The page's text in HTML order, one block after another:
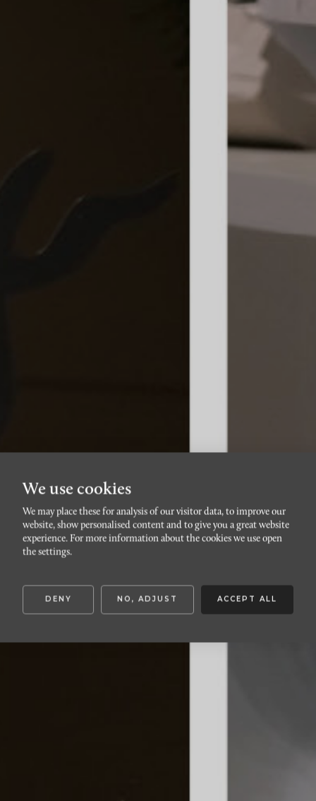
3 days of design & Royal
We use cookies
We may place these for analysis of our visitor data, to improve our
website, show personalised content and to give you a great website
experience. For more information about the cookies we use open
the settings.
DENY NO, ADJUST ACCEPT ALL